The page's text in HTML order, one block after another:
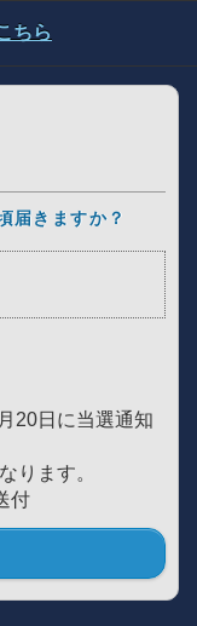
届きますか？
20日に当選通知
ります。
付